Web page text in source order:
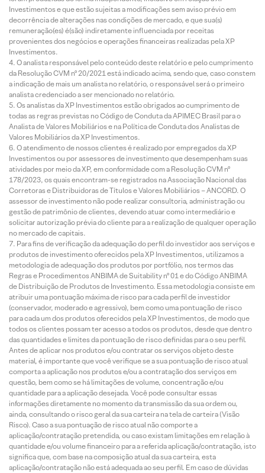
Investimentos e que estão sujeitas a modificações sem aviso prévio em
decorrência de alterações nas condições de mercado, e que sua(s)
remuneração(es) é(são) indiretamente influenciada por receitas
provenientes dos negócios e operações financeiras realizadas pela XP
Investimentos.
O analista responsável pelo conteúdo deste relatório e pelo cumprimento
da Resolução CVM nº 20/2021 está indicado acima, sendo que, caso constem
a indicação de mais um analista no relatório, o responsável será o primeiro
analista credenciado a ser mencionado no relatório.
Os analistas da XP Investimentos estão obrigados ao cumprimento de
todas as regras previstas no Código de Conduta da APIMEC Brasil para o
Analista de Valores Mobiliários e na Política de Conduta dos Analistas de
Valores Mobiliários da XP Investimentos.
O atendimento de nossos clientes é realizado por empregados da XP
Investimentos ou por assessores de investimento que desempenham suas
atividades por meio da XP, em conformidade com a Resolução CVM nº
178/2023, os quais encontram-se registrados na Associação Nacional das
Corretoras e Distribuidoras de Títulos e Valores Mobiliários – ANCORD. O
assessor de investimento não pode realizar consultoria, administração ou
gestão de patrimônio de clientes, devendo atuar como intermediário e
solicitar autorização prévia do cliente para a realização de qualquer operação
no mercado de capitais.
Para fins de verificação da adequação do perfil do investidor aos serviços e
produtos de investimento oferecidos pela XP Investimentos, utilizamos a
metodologia de adequação dos produtos por portfólio, nos termos das
Regras e Procedimentos ANBIMA de Suitability nº 01 e do Código ANBIMA
de Distribuição de Produtos de Investimento. Essa metodologia consiste em
atribuir uma pontuação máxima de risco para cada perfil de investidor
(conservador, moderado e agressivo), bem como uma pontuação de risco
para cada um dos produtos oferecidos pela XP Investimentos, de modo que
todos os clientes possam ter acesso a todos os produtos, desde que dentro
das quantidades e limites da pontuação de risco definidas para o seu perfil.
Antes de aplicar nos produtos e/ou contratar os serviços objeto deste
material, é importante que você verifique se a sua pontuação de risco atual
comporta a aplicação nos produtos e/ou a contratação dos serviços em
questão, bem como se há limitações de volume, concentração e/ou
quantidade para a aplicação desejada. Você pode consultar essas
informações diretamente no momento da transmissão da sua ordem ou,
ainda, consultando o risco geral da sua carteira na tela de carteira (Visão
Risco). Caso a sua pontuação de risco atual não comporte a
aplicação/contratação pretendida, ou caso existam limitações em relação à
quantidade e/ou volume financeiro para a referida aplicação/contratação, isto
significa que, com base na composição atual da sua carteira, esta
aplicação/contratação não está adequada ao seu perfil. Em caso de dúvidas